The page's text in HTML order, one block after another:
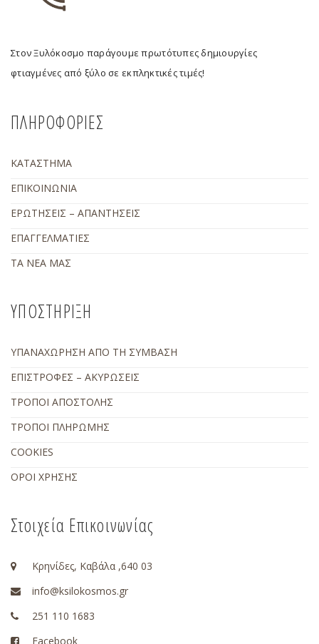
Στον Ξυλόκοσμο παράγουμε πρωτότυπες δημιουργίες
φτιαγμένες από ξύλο σε εκπληκτικές τιμές!
ΠΛΗΡΟΦΟΡΙΕΣ
ΚΑΤΑΣΤΗΜΑ
ΕΠΙΚΟΙΝΩΝΙΑ
ΕΡΩΤΗΣΕΙΣ – ΑΠΑΝΤΗΣΕΙΣ
ΕΠΑΓΓΕΛΜΑΤΙΕΣ
ΤΑ ΝΕΑ ΜΑΣ
ΥΠΟΣΤΗΡΙΞΗ
ΥΠΑΝΑΧΩΡΗΣΗ ΑΠΟ ΤΗ ΣΥΜΒΑΣΗ
ΕΠΙΣΤΡΟΦΕΣ – ΑΚΥΡΩΣΕΙΣ
ΤΡΟΠΟΙ ΑΠΟΣΤΟΛΗΣ
ΤΡΟΠΟΙ ΠΛΗΡΩΜΗΣ
COOKIES
ΟΡΟΙ ΧΡΗΣΗΣ
Στοιχεία Επικοινωνίας
Κρηνίδες, Καβάλα ,640 03
info@ksilokosmos.gr
251 110 1683
Facebook